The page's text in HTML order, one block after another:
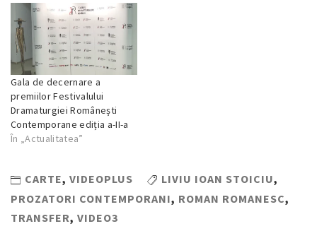
Gala de decernare a
premiilor Festivalului
Dramaturgiei Românești
Contemporane ediția a-II-a
În „Actualitatea”
CARTE, VIDEOPLUS LIVIU IOAN STOICIU,
PROZATORI CONTEMPORANI, ROMAN ROMANESC,
TRANSFER, VIDEO3